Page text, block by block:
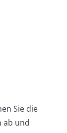
Sie die
ab und